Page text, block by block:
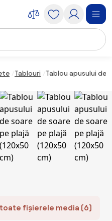
Tablouri Tablou apusului de
fișierele media (6)